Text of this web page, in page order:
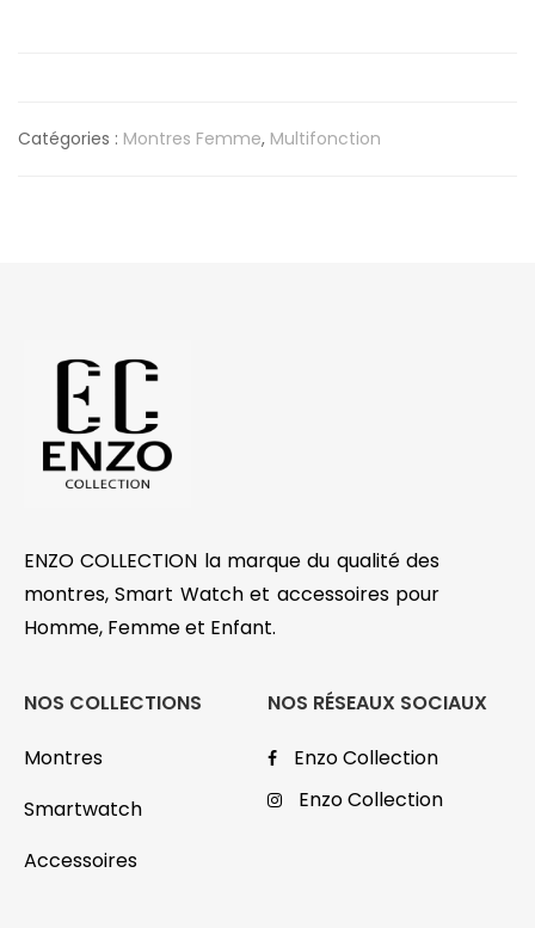
Catégories : Montres Femme, Multifonction
ENZO COLLECTION la marque du qualité des
montres, Smart Watch et accessoires pour
Homme, Femme et Enfant.
NOS COLLECTIONS
Montres
Smartwatch
Accessoires
NOS RÉSEAUX SOCIAUX
Enzo Collection
Enzo Collection